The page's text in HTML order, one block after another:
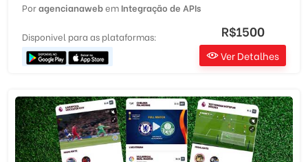
Poragencianawebem Integração de APIs
Disponivel para as plataformas: R$1500
Ver Detalhes